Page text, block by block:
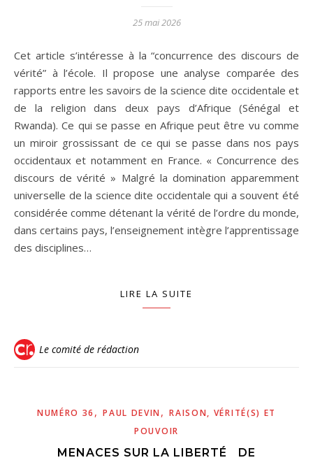
25 mai 2026
Cet article s’intéresse à la “concurrence des discours de
vérité” à l’école. Il propose une analyse comparée des
rapports entre les savoirs de la science dite occidentale et
de la religion dans deux pays d’Afrique (Sénégal et
Rwanda). Ce qui se passe en Afrique peut être vu comme
un miroir grossissant de ce qui se passe dans nos pays
occidentaux et notamment en France. « Concurrence des
discours de vérité » Malgré la domination apparemment
universelle de la science dite occidentale qui a souvent été
considérée comme détenant la vérité de l’ordre du monde,
dans certains pays, l’enseignement intègre l’apprentissage
des disciplines…
LIRE LA SUITE
Le comité de rédaction
NUMÉRO 36 ,PAUL DEVIN ,RAISON, VÉRITÉ(S) ET
POUVOIR
MENACES SUR LA LIBERTÉ DE